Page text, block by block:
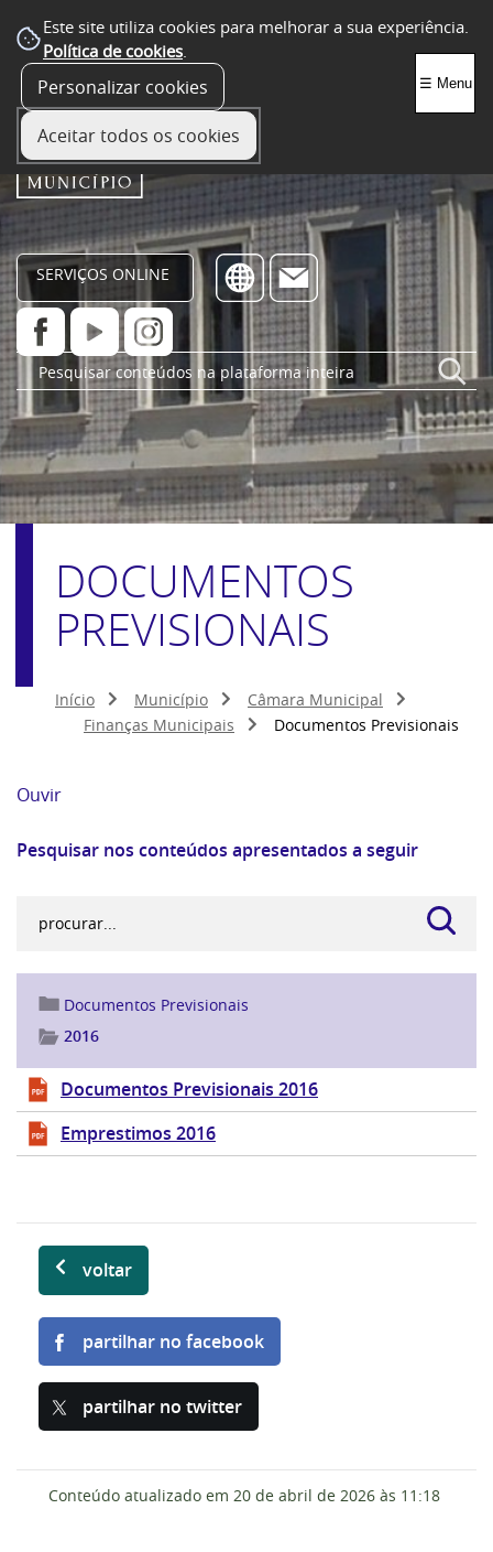
Este site utiliza cookies para melhorar a sua experiência.
Política de cookies.
Personalizar cookies
Aceitar todos os cookies
SERVIÇOS ONLINE
☰ Menu
DOCUMENTOS
PREVISIONAIS
Início Município
Câmara Municipal
Finanças Municipais
Documentos Previsionais
Ouvir
Pesquisar nos conteúdos apresentados a seguir
Documentos Previsionais
2016
Documentos Previsionais 2016
Emprestimos 2016
voltar
partilhar no facebook
partilhar no twitter
Conteúdo atualizado em 20 de abril de 2026 às 11:18